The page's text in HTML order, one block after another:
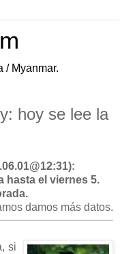
/ Myanmar.
hoy se lee la
hasta el viernes 5.
damos más datos.
si